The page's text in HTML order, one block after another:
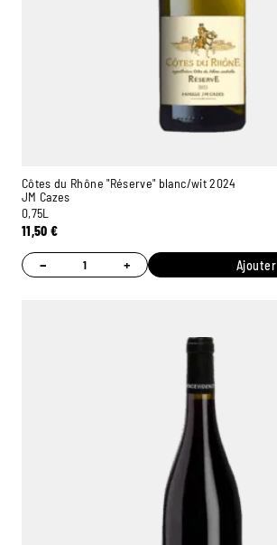
Côtes du Rhône "Réserve" blanc/wit 2024
JM Cazes
0,75L
11,50€
− + Ajouter